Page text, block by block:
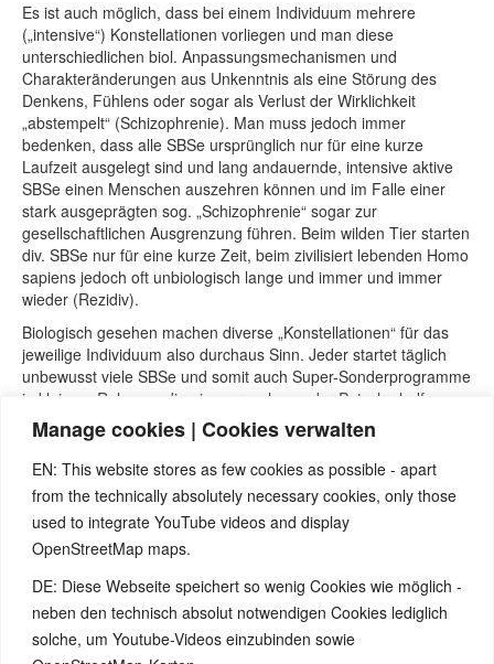
Manage cookies | Cookies verwalten
EN: This website stores as few cookies as possible - apart
from the technically absolutely necessary cookies, only those
used to integrate YouTube videos and display
OpenStreetMap maps.
DE: Diese Webseite speichert so wenig Cookies wie möglich -
neben den technisch absolut notwendigen Cookies lediglich
solche, um Youtube-Videos einzubinden sowie
Es ist auch möglich, dass bei einem Individuum mehrere
(„intensive“) Konstellationen vorliegen und man diese
unterschiedlichen biol. Anpassungsmechanismen und
Charakteränderungen aus Unkenntnis als eine Störung des
Denkens, Fühlens oder sogar als Verlust der Wirklichkeit
„abstempelt“ (Schizophrenie). Man muss jedoch immer
bedenken, dass alle SBSe ursprünglich nur für eine kurze
Laufzeit ausgelegt sind und lang andauernde, intensive aktive
SBSe einen Menschen auszehren können und im Falle einer
stark ausgeprägten sog. „Schizophrenie“ sogar zur
gesellschaftlichen Ausgrenzung führen. Beim wilden Tier starten
div. SBSe nur für eine kurze Zeit, beim zivilisiert lebenden Homo
sapiens jedoch oft unbiologisch lange und immer und immer
wieder (Rezidiv).
Biologisch gesehen machen diverse „Konstellationen“ für das
jeweilige Individuum also durchaus Sinn. Jeder startet täglich
unbewusst viele SBSe und somit auch Super-Sonderprogramme
in kleinem Rahmen, die einem rasch aus der Patsche helfen
sollen. In der autistischen Konstellation z.B. zieht man sich
zurück und kann sich voll auf eine Sache konzentrieren. Diverse
„Wesensänderungen“ die ua. persönliche Talente „fördern“,
brachten so schon viele berühmte Künstler, Denker, Eroberer
und Erfinder hervor.
„Problematisch“ können diese eben nur in einer extremen
Ausprägung werden, und wenn der Betroffene in der
vorherrschenden Gesellschaft auch noch als „anders“ und
therapiebedürftig empfunden wird. Solche Situationen sind dann
leider oft ein guter Nährboden für weitere Konflikte, die es so
unter natürlichen Umständen nie geben würde.